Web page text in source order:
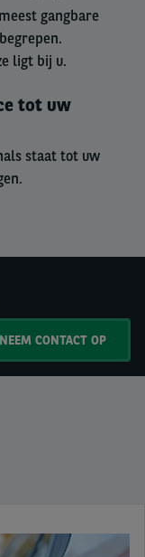
gangbare
ligt bij u.
tot uw
staat tot uw
NEEM CONTACT OP